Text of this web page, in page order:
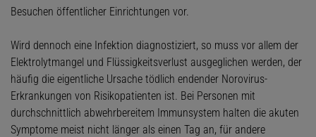
Besuchen öffentlicher Einrichtungen vor.
Wird dennoch eine Infektion diagnostiziert, so muss vor allem der
Elektrolytmangel und Flüssigkeitsverlust ausgeglichen werden, der
häufig die eigentliche Ursache tödlich endender Norovirus-
Erkrankungen von Risikopatienten ist. Bei Personen mit
durchschnittlich abwehrbereitem Immunsystem halten die akuten
Symptome meist nicht länger als einen Tag an, für andere